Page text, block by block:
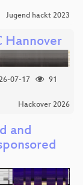
Jugend hackt 2023
Hannover
07-17
91
Hackover 2026
and